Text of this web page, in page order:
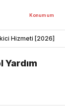
Konumum
Hizmeti [2026]
Yardım